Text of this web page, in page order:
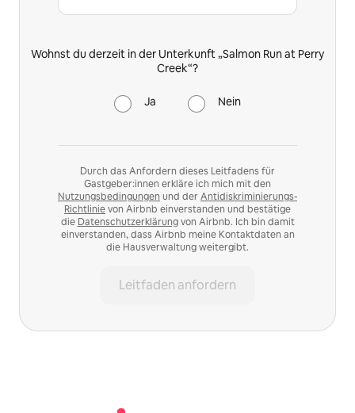
Wohnst du derzeit in der Unterkunft „Salmon Run at Perry
Creek“?
Ja Nein
Durch das Anfordern dieses Leitfadens für
Gastgeber:innen erkläre ich mich mit den
Nutzungsbedingungen und der Antidiskriminierungs-
Richtlinievon Airbnb einverstanden und bestätige
die Datenschutzerklärungvon Airbnb. Ich bin damit
einverstanden, dass Airbnb meine Kontaktdaten an
die Hausverwaltung weitergibt.
Leitfaden anfordern